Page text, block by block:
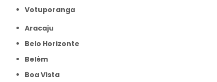
Votuporanga
Aracaju
Belo Horizonte
Belém
Boa Vista